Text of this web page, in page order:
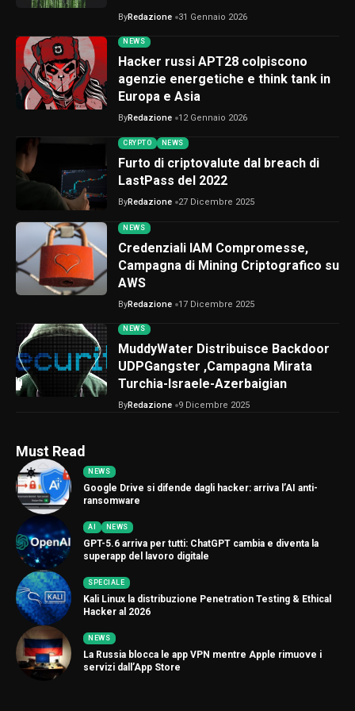
ByRedazione 31 Gennaio 2026
NEWS
Hacker russi APT28 colpiscono
agenzie energetiche e think tank in
Europa e Asia
ByRedazione 12 Gennaio 2026
CRYPTO NEWS
Furto di criptovalute dal breach di
LastPass del 2022
ByRedazione 27 Dicembre 2025
NEWS
Credenziali IAM Compromesse,
Campagna di Mining Criptografico su
AWS
ByRedazione 17 Dicembre 2025
NEWS
MuddyWater Distribuisce Backdoor
UDPGangster ,Campagna Mirata
Turchia-Israele-Azerbaigian
ByRedazione 9 Dicembre 2025
Must Read
NEWS
Google Drive si difende dagli hacker: arriva l’AI anti-
ransomware
AI NEWS
GPT-5.6 arriva per tutti: ChatGPT cambia e diventa la
superapp del lavoro digitale
SPECIALE
Kali Linux la distribuzione Penetration Testing & Ethical
Hacker al 2026
NEWS
La Russia blocca le app VPN mentre Apple rimuove i
servizi dall’App Store